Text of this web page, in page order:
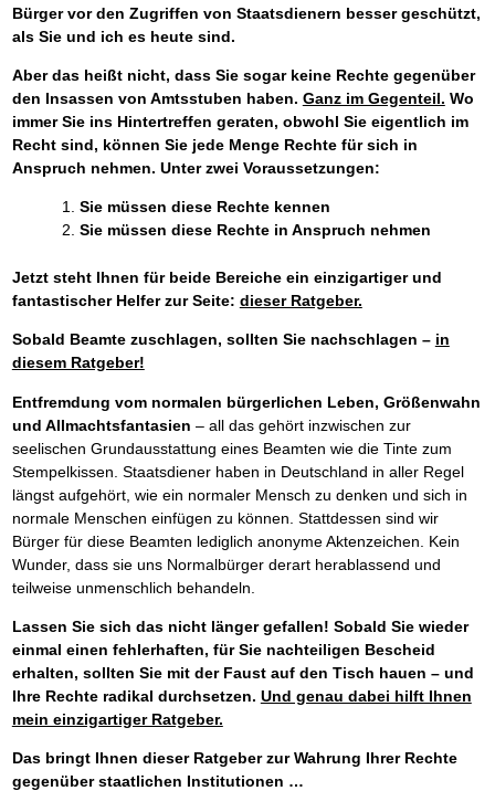
Bürger vor den Zugriffen von Staatsdienern besser geschützt,
als Sie und ich es heute sind.
Aber das heißt nicht, dass Sie sogar keine Rechte gegenüber
den Insassen von Amtsstuben haben. Ganz im Gegenteil. Wo
immer Sie ins Hintertreffen geraten, obwohl Sie eigentlich im
Recht sind, können Sie jede Menge Rechte für sich in
Anspruch nehmen. Unter zwei Voraussetzungen:
Sie müssen diese Rechte kennen
Sie müssen diese Rechte in Anspruch nehmen
Jetzt steht Ihnen für beide Bereiche ein einzigartiger und
fantastischer Helfer zur Seite: dieser Ratgeber.
Sobald Beamte zuschlagen, sollten Sie nachschlagen – in
diesem Ratgeber!
Entfremdung vom normalen bürgerlichen Leben, Größenwahn
und Allmachtsfantasien – all das gehört inzwischen zur
seelischen Grundausstattung eines Beamten wie die Tinte zum
Stempelkissen. Staatsdiener haben in Deutschland in aller Regel
längst aufgehört, wie ein normaler Mensch zu denken und sich in
normale Menschen einfügen zu können. Stattdessen sind wir
Bürger für diese Beamten lediglich anonyme Aktenzeichen. Kein
Wunder, dass sie uns Normalbürger derart herablassend und
teilweise unmenschlich behandeln.
Lassen Sie sich das nicht länger gefallen! Sobald Sie wieder
einmal einen fehlerhaften, für Sie nachteiligen Bescheid
erhalten, sollten Sie mit der Faust auf den Tisch hauen – und
Ihre Rechte radikal durchsetzen. Und genau dabei hilft Ihnen
mein einzigartiger Ratgeber.
Das bringt Ihnen dieser Ratgeber zur Wahrung Ihrer Rechte
gegenüber staatlichen Institutionen …